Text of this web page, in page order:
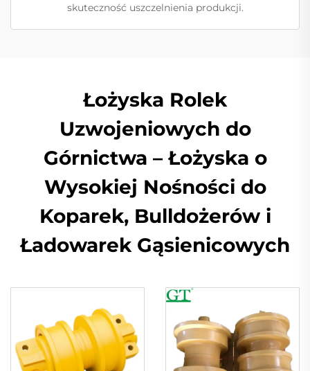
skuteczność uszczelnienia produkcji.
Łożyska Rolek
Uzwojeniowych do
Górnictwa – Łożyska o
Wysokiej Nośności do
Koparek, Bulldożerów i
Ładowarek Gąsienicowych